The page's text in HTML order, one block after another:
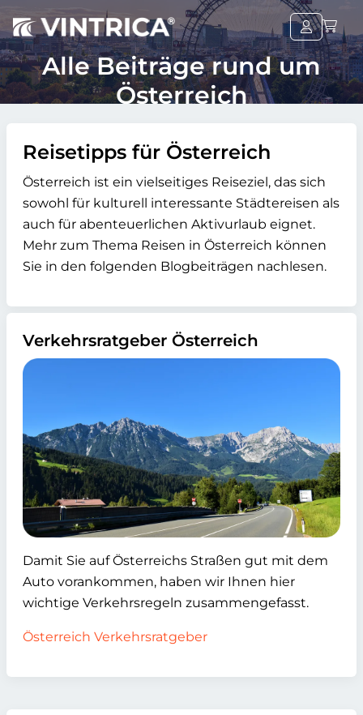
Alle Beiträge rund um
Österreich
Reisetipps für Österreich
Österreich ist ein vielseitiges Reiseziel, das sich
sowohl für kulturell interessante Städtereisen als
auch für abenteuerlichen Aktivurlaub eignet.
Mehr zum Thema Reisen in Österreich können
Sie in den folgenden Blogbeiträgen nachlesen.
Verkehrsratgeber Österreich
Damit Sie auf Österreichs Straßen gut mit dem
Auto vorankommen, haben wir Ihnen hier
wichtige Verkehrsregeln zusammengefasst.
Österreich Verkehrsratgeber